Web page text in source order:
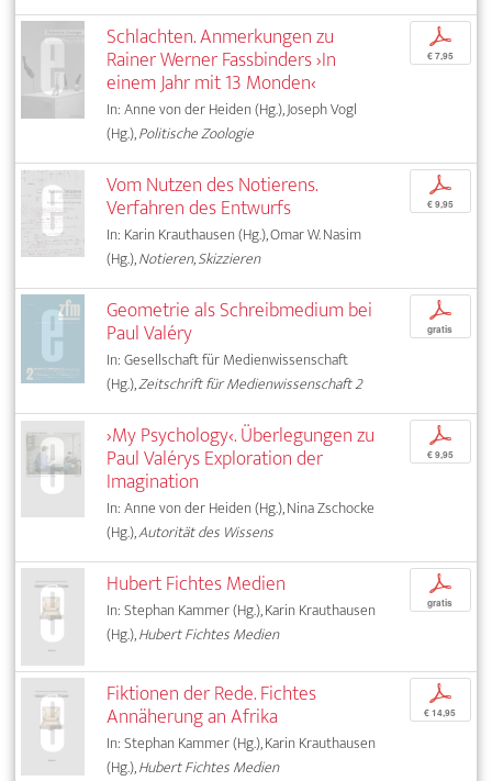
Schlachten. Anmerkungen zu
Rainer Werner Fassbinders ›In
einem Jahr mit 13 Monden‹
In: Anne von der Heiden (Hg.), Joseph Vogl
(Hg.),Politische Zoologie
p
€ 7,95
Vom Nutzen des Notierens.
Verfahren des Entwurfs
In: Karin Krauthausen (Hg.), Omar W. Nasim
(Hg.),Notieren, Skizzieren
p
€ 9,95
Geometrie als Schreibmedium bei
Paul Valéry
In: Gesellschaft für Medienwissenschaft
(Hg.),Zeitschrift für Medienwissenschaft 2
p
gratis
›My Psychology‹. Überlegungen zu
Paul Valérys Exploration der
Imagination
In: Anne von der Heiden (Hg.), Nina Zschocke
(Hg.),Autorität des Wissens
p
€ 9,95
Hubert Fichtes Medien
In: Stephan Kammer (Hg.), Karin Krauthausen
(Hg.),Hubert Fichtes Medien
p
gratis
Fiktionen der Rede. Fichtes
Annäherung an Afrika
In: Stephan Kammer (Hg.), Karin Krauthausen
(Hg.),Hubert Fichtes Medien
p
€ 14,95